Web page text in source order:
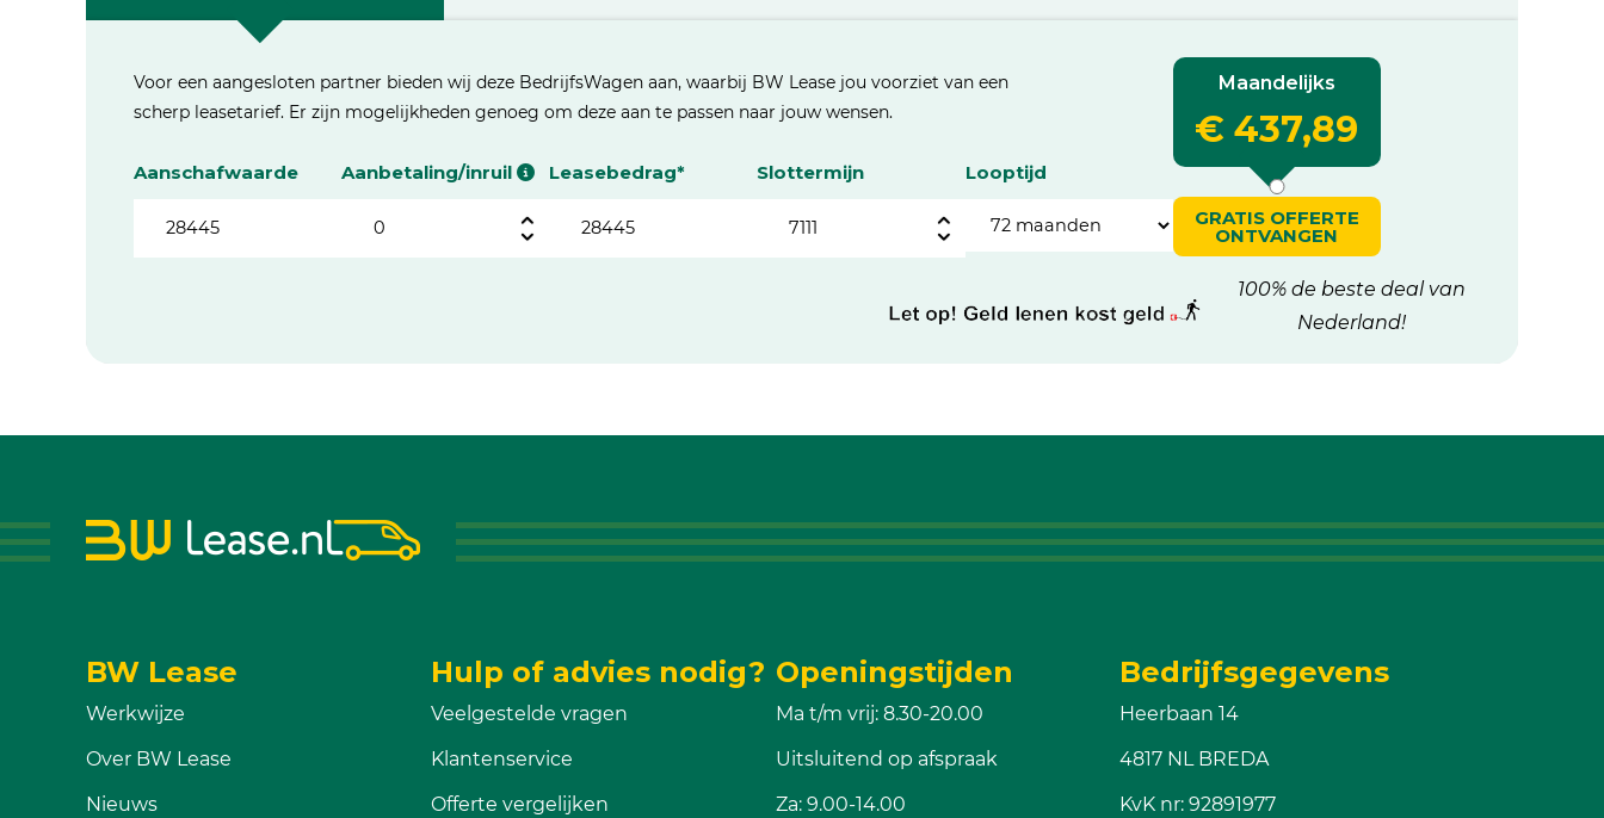
Voor een aangesloten partner bieden wij deze BedrijfsWagen aan, waarbij BW Lease jou voorziet van een
scherp leasetarief. Er zijn mogelijkheden genoeg om deze aan te passen naar jouw wensen.
Aanschafwaarde Aanbetaling/inruil Leasebedrag* Slottermijn Looptijd
Maandelijks
€ 437,89
GRATIS OFFERTE
ONTVANGEN
100% de beste deal van
Nederland!
BW Lease
Werkwijze
Over BW Lease
Nieuws
Hulp of advies nodig?
Veelgestelde vragen
Klantenservice
Offerte vergelijken
Openingstijden
Ma t/m vrij: 8.30-20.00
Uitsluitend op afspraak
Za: 9.00-14.00
Bedrijfsgegevens
Heerbaan 14
4817 NL BREDA
KvK nr: 92891977